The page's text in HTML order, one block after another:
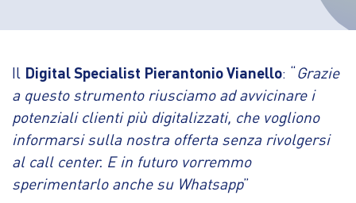
Il Digital Specialist Pierantonio Vianello: “Grazie
a questo strumento riusciamo ad avvicinare i
potenziali clienti più digitalizzati, che vogliono
informarsi sulla nostra offerta senza rivolgersi
al call center. E in futuro vorremmo
sperimentarlo anche su Whatsapp”